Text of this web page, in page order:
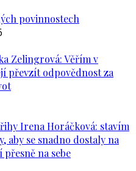
povinnostech
Zelingrová: Věřím v
převzít odpovědnost za
Irena Horáčková: stavím
aby se snadno dostaly na
na sebe